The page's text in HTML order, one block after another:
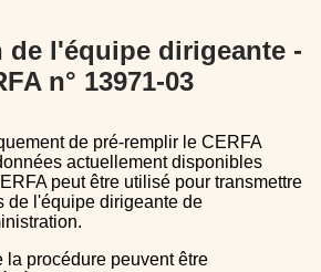
l'équipe dirigeante -
n° 13971-03
actuellement disponibles
peut être utilisé pour transmettre
de l'équipe dirigeante de